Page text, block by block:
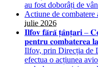
au fost doborâți de
Actiune de
iulie 2026
𝐈𝐥𝐟𝐨𝐯 𝐟𝐚̆𝐫𝐚̆ 𝐭̦𝐚̂𝐧𝐭̦𝐚𝐫𝐢 –
𝐩𝐞𝐧𝐭𝐫𝐮 𝐜𝐨𝐦𝐛𝐚𝐭𝐞𝐫𝐞𝐚
Ilfov, prin Direcția de
efectua o acțiunea